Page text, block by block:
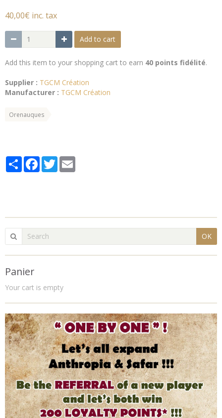
40,00€ inc. tax
Add to cart
Add this item to your shopping cart to earn 40 points fidélité.
Supplier : TGCM Création
Manufacturer : TGCM Création
Orenauques
PartagerFacebook
Twitter
OK
Panier
Your cart is empty